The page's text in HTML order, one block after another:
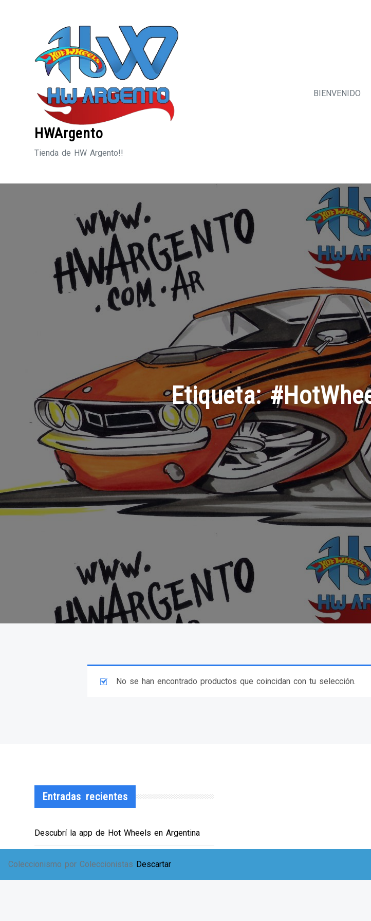
Coleccionismo por Coleccionistas Descartar
HWArgento
Tienda de HW Argento!!
BIENVENIDO
Etiqueta:
No se han encontrado productos que coincidan con tu selección.
Entradas recientes
Descubrí la app de Hot Wheels en Argentina
EXPO SOLIDARIA